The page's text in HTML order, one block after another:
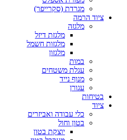
מגרדת (סקרייפר)
ציוד הרמה
מלגזה
מלגזת דיזל
מלגזות חשמל
מלגזון
במות
עגלת משטחים
מנוף נייד
עגורן
בטיחות
ציוד
כלי עבודה ואביזרים
בטון וחול
יוצקת בטון